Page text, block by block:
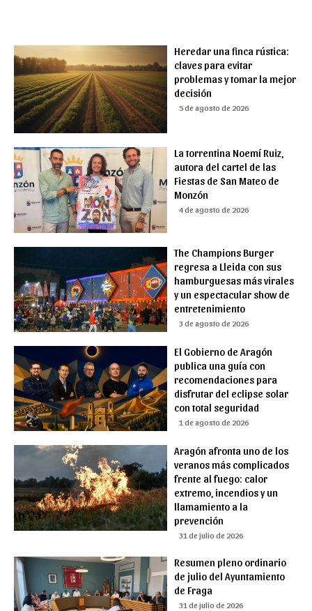
Heredar una finca rústica:
claves para evitar
problemas y tomar la mejor
decisión
5 de agosto de 2026
La torrentina Noemí Ruiz,
autora del cartel de las
Fiestas de San Mateo de
Monzón
4 de agosto de 2026
The Champions Burger
regresa a Lleida con sus
hamburguesas más virales
y un espectacular show de
entretenimiento
3 de agosto de 2026
El Gobierno de Aragón
publica una guía con
recomendaciones para
disfrutar del eclipse solar
con total seguridad
1 de agosto de 2026
Aragón afronta uno de los
veranos más complicados
frente al fuego: calor
extremo, incendios y un
llamamiento a la
prevención
31 de julio de 2026
Resumen pleno ordinario
de julio del Ayuntamiento
de Fraga
31 de julio de 2026